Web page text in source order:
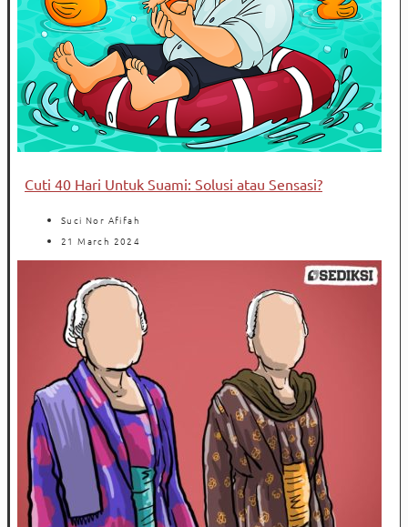
Cuti 40 Hari Untuk Suami: Solusi atau Sensasi?
Suci Nor Afifah
21 March 2024